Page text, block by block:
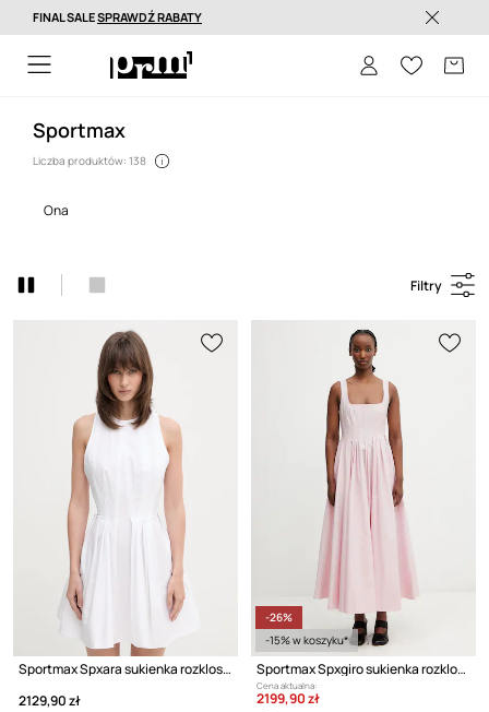
Dostawa nawet w 24h >
FINAL SALESPRAWDŹ RABATY
Sportmax
Liczba produktów: 138
ona
Filtry
Sportmax Spxara sukienka rozkloszowana gładka bawełniana
2129,90 zł
-26%
-15% w koszyku*
Sportmax Spxgiro sukienka rozkloszowana gładka bawełniana
Cena aktualna:
2199,90 zł